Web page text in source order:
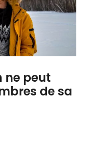
ne peut
de sa